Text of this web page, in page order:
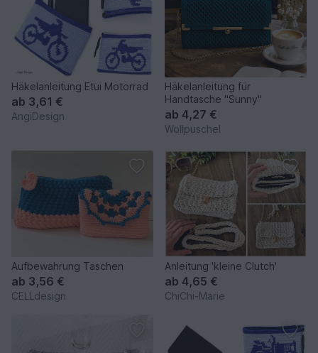
Häkelanleitung Etui Motorrad
ab 3,61 €
AngiDesign
Häkelanleitung für
Handtasche "Sunny"
ab 4,27 €
Wollpuschel
Aufbewahrung Taschen
ab 3,56 €
CELLdesign
Anleitung 'kleine Clutch'
ab 4,65 €
ChiChi-Marie